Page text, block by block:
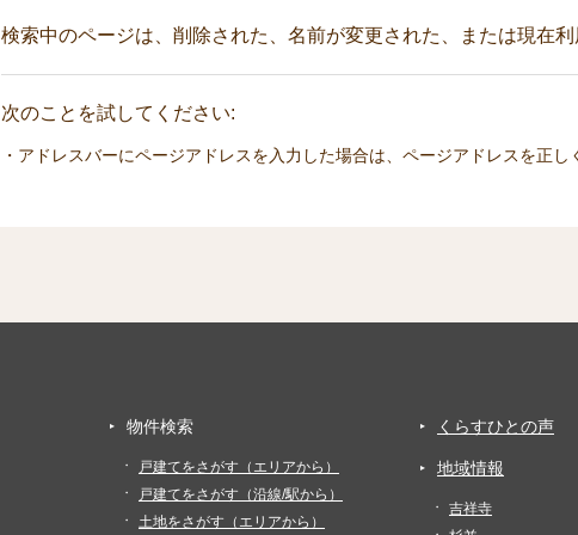
検索中のページは、削除された、名前が変更された、または現在利
次のことを試してください:
・アドレスバーにページアドレスを入力した場合は、ページアドレスを正し
物件検索
戸建てをさがす（エリアから）
戸建てをさがす（沿線/駅から）
土地をさがす（エリアから）
くらすひとの声
地域情報
吉祥寺